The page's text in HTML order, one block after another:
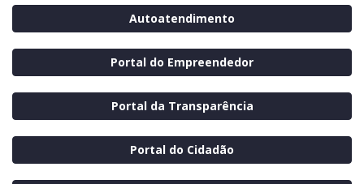
Autoatendimento
Portal do Empreendedor
Portal da Transparência
Portal do Cidadão